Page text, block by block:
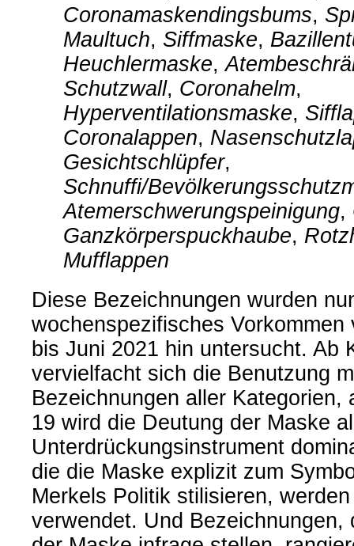
Coronamaskendingsbums,
Maultuch, Siffmaske,
Heuchlermaske,
Schutzwall, Coronahelm,
Hyperventilationsmaske,
Coronalappen,
Gesichtschlüpfer,
Schnuffi/
Atemerschwerungspeinigung,
Ganzkörperspuckhaube,
Mufflappen
Diese Bezeichnungen wurden
wochenspezifisches Vorkommen
bis Juni 2021 hin untersucht. Ab
vervielfacht sich die Benutzung
Bezeichnungen aller Kategorien,
19 wird die Deutung der Maske
Unterdrückungsinstrument
die die Maske explizit zum
Merkels Politik stilisieren,
verwendet. Und Bezeichnungen,